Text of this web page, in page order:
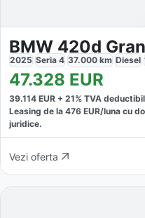
2025 Seria 4 37.000 km Diesel
47.328 EUR
39.114 EUR + 21% TVA deductibil
Leasing de la 476 EUR/luna cu
juridice.
Vezi oferta